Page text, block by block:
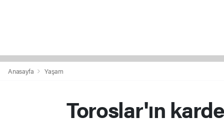
Anasayfa Yaşam
Toroslar'ın